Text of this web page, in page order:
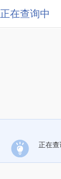
正在查询中
正在